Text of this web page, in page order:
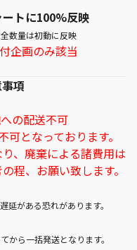
トに100%反映
数量は初動に反映
企画のみ該当
項
の配送不可
となっております。
、廃棄による諸費用は
程、お願い致します。
延がある恐れがあります。
から一括発送となります。